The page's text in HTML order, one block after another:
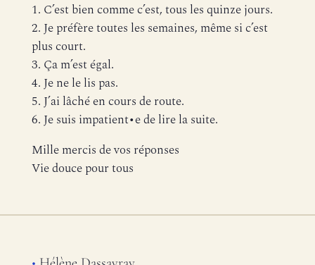
1. C’est bien comme c’est, tous les quinze jours.
2. Je préfère toutes les semaines, même si c’est
plus court.
3. Ça m’est égal.
4. Je ne le lis pas.
5. J’ai lâché en cours de route.
6. Je suis impatient•e de lire la suite.
Mille mercis de vos réponses
Vie douce pour tous